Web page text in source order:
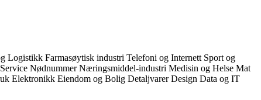
Logistikk Farmasøytisk industri Telefoni og Internett Sport og
NødnummerNæringsmiddel-industri Medisin og Helse Mat
Elektronikk Eiendom og Bolig DetaljvarerDesign Data og IT